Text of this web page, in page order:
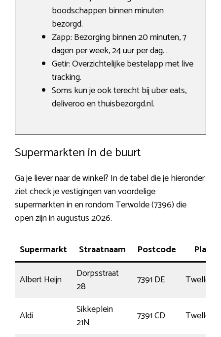
boodschappen binnen minuten
bezorgd.
Zapp: Bezorging binnen 20 minuten, 7
dagen per week, 24 uur per dag. .
Getir: Overzichtelijke bestelapp met live
tracking.
Soms kun je ook terecht bij uber eats,
deliveroo en thuisbezorgd.nl.
Supermarkten in de buurt
Ga je liever naar de winkel? In de tabel die je hieronder
ziet check je vestigingen van voordelige
supermarkten in en rondom Terwolde (7396) die
open zijn in augustus 2026.
Supermarkt Straatnaam Postcode Plaats
Albert Heijn
Dorpsstraat
28
7391 DE Twello
Aldi
Sikkeplein
21N
7391 CD
Twello